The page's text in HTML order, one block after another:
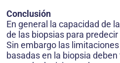
Conclusión
En general la capacidad de
de las biopsias para
Sin embargo las
basadas en la biopsia